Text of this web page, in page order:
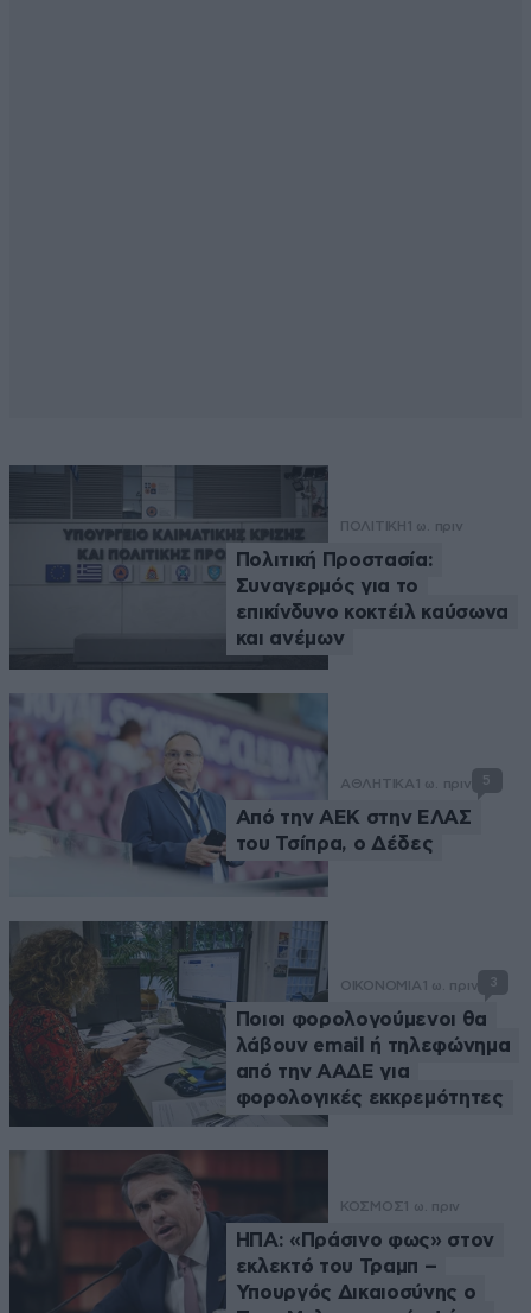
ΠΟΛΙΤΙΚΗ 1 ω. πριν
Πολιτική Προστασία:
Συναγερμός για το
επικίνδυνο κοκτέιλ καύσωνα
και ανέμων
ΑΘΛΗΤΙΚΑ 1 ω. πριν 5
Από την ΑΕΚ στην ΕΛΑΣ
του Τσίπρα, ο Δέδες
ΟΙΚΟΝΟΜΙΑ 1 ω. πριν 3
Ποιοι φορολογούμενοι θα
λάβουν email ή τηλεφώνημα
από την ΑΑΔΕ για
φορολογικές εκκρεμότητες
ΚΟΣΜΟΣ 1 ω. πριν
ΗΠΑ: «Πράσινο φως» στον
εκλεκτό του Τραμπ –
Υπουργός Δικαιοσύνης ο